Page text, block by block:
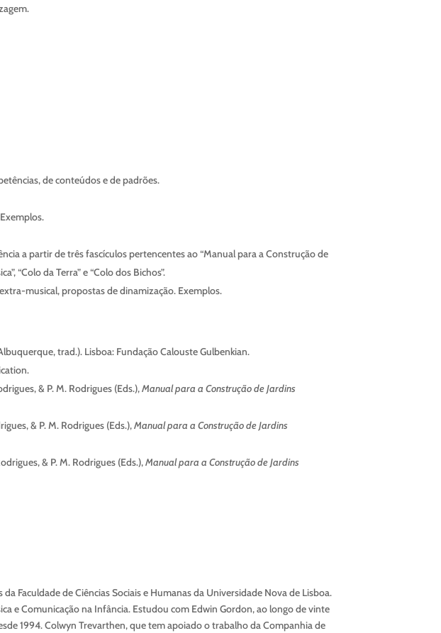
de conteúdos e de padrões.
a partir de três fascículos pertencentes ao “Manual para a Construção de
“Colo da Terra” e “Colo dos Bichos”.
musical, propostas de dinamização. Exemplos.
trad.). Lisboa: Fundação Calouste Gulbenkian.
& P. M. Rodrigues (Eds.),Manual para a Construção de Jardins
& P. M. Rodrigues (Eds.),Manual para a Construção de Jardins
& P. M. Rodrigues (Eds.),Manual para a Construção de Jardins
Faculdade de Ciências Sociais e Humanas da Universidade Nova de Lisboa.
e Comunicação na Infância. Estudou com Edwin Gordon, ao longo de vinte
1994. Colwyn Trevarthen, que tem apoiado o trabalho da Companhia de